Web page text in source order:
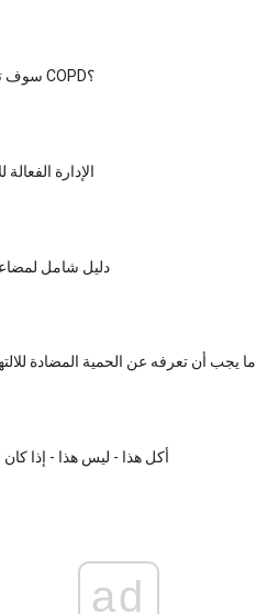
سوف تعزز مضادات الأكسدة فوائد مرضى COPD؟
الإدارة
دليل شامل
ما يجب أن تعرفه عن الحمية المضادة
أكل هذا - ليس هذا - إذا
ad